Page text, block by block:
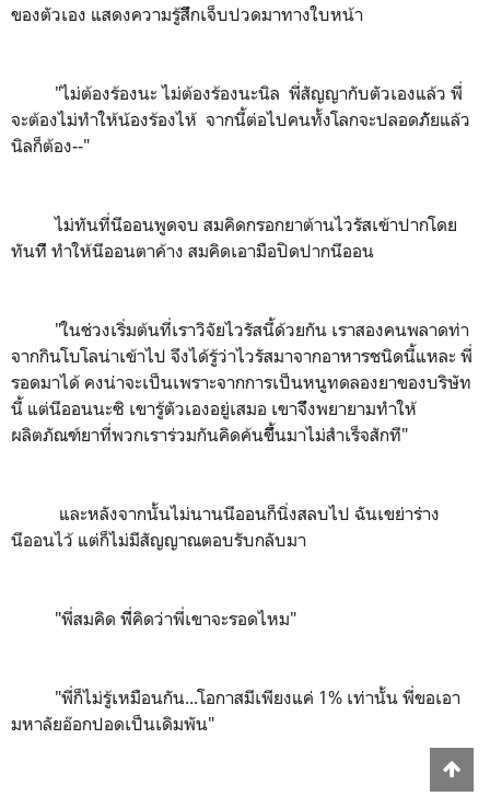
ของตัวเอง แสดงความรู้สึึกเจ็บปวดมาทางใบหน้า
"ไม่ต้องร้องนะ ไม่ต้องร้องนะนิล พี่สัญญากับตัวเองแล้ว พี่
จะต้องไม่ทำให้น้องร้องไห้ จากนี้ต่อไปคนทั้งโลกจะปลอดภััยแล้ว
นิลก็ต้อง--"
ไม่ทันที่นีออนพูดจบ สมคิดกรอกยาต้านไวรัสเข้าปากโดย
ทันทีี ทำให้นีออนตาค้าง สมคิดเอามือปิดปากนีออน
"ในช่วงเริ่มต้นที่เราวิจัยไวรัสนี้ด้วยกัน เราสองคนพลาดท่า
จากกินโบโลน่าเข้าไป จึงได้รู้ว่าไวรัสมาจากอาหารชนิดนี้แหละ พี่
รอดมาได้ คงน่าจะเป็นเพราะจากการเป็นหนูทดลองยาของบริษัท
นี้ แต่นีออนนะซิ เขารู้ตัวเองอยู่เสมอ เขาจึึงพยายามทำให้
ผลิตภัณฑ์ยาที่พวกเราร่วมกันคิดค้นขึึ้นมาไม่สำเร็จสักที"
และหลังจากนั้นไม่นานนีออนก็นิ่งสลบไป ฉันเขย่าร่าง
นีออนไว้ แต่ก็ไม่มีสัญญาณตอบรับกลับมา
"พี่สมคิด พีี่คิดว่าพี่เขาจะรอดไหม"
"พี่ก็ไม่รู้เหมือนกัน...โอกาสมีเพียงแค่ 1% เท่านั้น พี่ขอเอา
มหาลัยอ๊อกปอดเป็นเดิมพัน"